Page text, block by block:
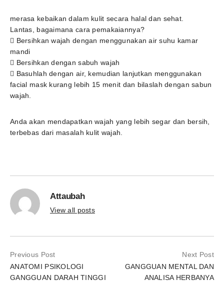
merasa kebaikan dalam kulit secara halal dan sehat.
Lantas, bagaimana cara pemakaiannya?
 Bersihkan wajah dengan menggunakan air suhu kamar
mandi
 Bersihkan dengan sabuh wajah
 Basuhlah dengan air, kemudian lanjutkan menggunakan
facial mask kurang lebih 15 menit dan bilaslah dengan sabun
wajah.
Anda akan mendapatkan wajah yang lebih segar dan bersih,
terbebas dari masalah kulit wajah.
Attaubah
View all posts
Previous Post
ANATOMI PSIKOLOGI
GANGGUAN DARAH TINGGI
Next Post
GANGGUAN MENTAL DAN
ANALISA HERBANYA